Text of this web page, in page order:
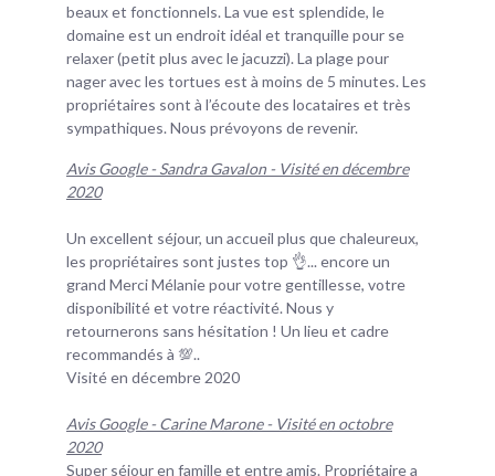
beaux et fonctionnels. La vue est splendide, le
domaine est un endroit idéal et tranquille pour se
relaxer (petit plus avec le jacuzzi). La plage pour
nager avec les tortues est à moins de 5 minutes. Les
propriétaires sont à l’écoute des locataires et très
sympathiques. Nous prévoyons de revenir.
Avis Google - Sandra Gavalon - Visité en décembre
2020
Un excellent séjour, un accueil plus que chaleureux,
les propriétaires sont justes top 👌... encore un
grand Merci Mélanie pour votre gentillesse, votre
disponibilité et votre réactivité. Nous y
retournerons sans hésitation ! Un lieu et cadre
recommandés à 💯..
Visité en décembre 2020
Avis Google - Carine Marone - Visité en octobre
2020
Super séjour en famille et entre amis. Propriétaire a